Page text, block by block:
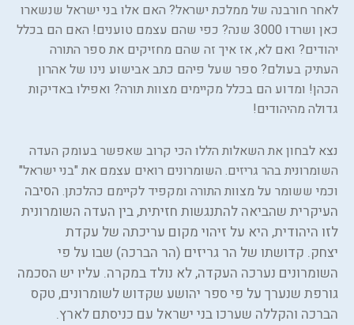
לאחר חורבנה של ממלכת ישראל? האם אלו בני ישראל שנשארו
כאן ושרדו 3000 שנה? כפי שהם עצמם טוענים! האם הם בכלל
יהודים? ואם לא, אז איך זה שהם מחזיקים את ספר התורה
העתיק בעולם? ספר שעל פיהם כתב אבישוע נינו של אהרון
הכהן! ומדוע הם בכלל מקיימים מצוות תורה? ואפילו באדיקות
גדולה מהיהודים!
נצא לבחון את השאלות הללו הכי קרוב שאפשר בעומק העדה
השומרונית בהר גריזים. השומרונים רואים עצמם את "בני ישראל"
וכמי ששומר על מצוות התורה ומקפיד לקיימם כהלכתן.הסיבה
העיקרית שהביאה להתנגשות חזיתית, בין העדה השומרונית
לזו היהודית, היא על זיהוי מקום עריכתה של עקדת
יצחק.קדושתו של הר גריזים (הר הברכה) שבו על פי
השומרונים נערכה העקדה, לא נולד במקרה. עליו יש הסכמה
גורפת שנערך על פי ספר יהושע שקדוש לשומרונים, טקס
הברכה והקללה שערכו בני ישראל עם כניסתם לארץ.